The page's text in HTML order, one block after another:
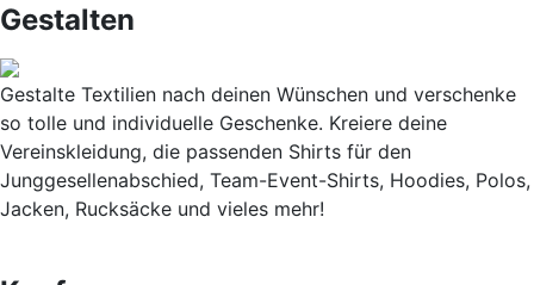
Gestalten
Gestalte Textilien nach deinen Wünschen und verschenke
so tolle und individuelle Geschenke. Kreiere deine
Vereinskleidung, die passenden Shirts für den
Junggesellenabschied, Team-Event-Shirts, Hoodies, Polos,
Jacken, Rucksäcke und vieles mehr!